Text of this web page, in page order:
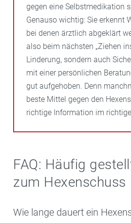
gegen eine Selbstmedikation
Genauso wichtig: Sie erkennt
bei denen ärztlich abgeklärt
also beim nächsten „Ziehen
Linderung, sondern auch
mit einer persönlichen
gut aufgehoben. Denn
beste Mittel gegen den
richtige Information im
FAQ: Häufig
zum Hexenschuss
Wie lange dauert ein